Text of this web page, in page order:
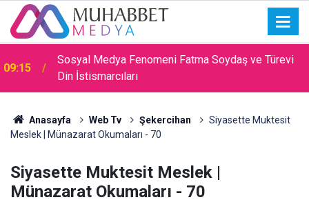
09:15
Sosyal Medya Fenomeni Fatma Soydaş ve Türevi
Din İstismarcıları
Anasayfa Web Tv Şekercihan
Siyasette Muktesit
Meslek | Münazarat Okumaları - 70
Siyasette Muktesit Meslek |
Münazarat Okumaları - 70